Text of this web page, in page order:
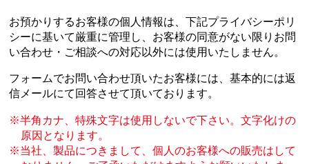
お預かりするお客様の個人情報は、下記プライバシーポリ
シーに基いて厳重に管理し、 お客様の同意がない限りお問
い合わせ・ご相談への対応以外には使用いたしません。
フォームでお問い合わせ頂いたお客様には、基本的には返
信メールにて回答させて頂いております。
半角カナ、特殊文字は使用しないで下さい。文字化けの
原因となります。
当社、製品につきまして、個人のお客様への販売はして